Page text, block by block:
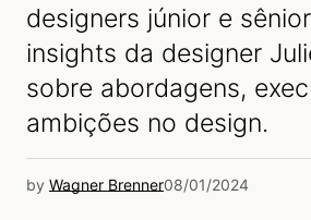
designers júnior e
insights da designer
sobre abordagens,
ambições no design.
by Wagner Brenner08/01/2024